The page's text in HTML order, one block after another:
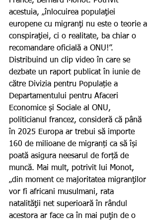
acestuia, „înlocuirea populaţiei
europene cu migranţi nu este o teorie a
conspiraţiei, ci o realitate, ba chiar o
recomandare oficială a ONU!”.
Distribuind un clip video în care se
dezbate un raport publicat în iunie de
către Divizia pentru Populație a
Departamentului pentru Afaceri
Economice și Sociale al ONU,
politicianul francez, consideră că până
în 2025 Europa ar trebui să importe
160 de milioane de migranți ca să își
poată asigura neesarul de forță de
muncă. Mai mult, potrivit lui Monot,
„din moment ce majoritatea migranţilor
vor fi africani musulmani, rata
natalităţii net superioară în rândul
acestora ar face ca în mai puţin de o